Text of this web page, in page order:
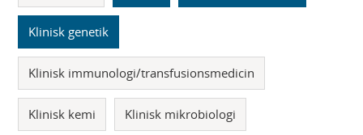
Klinisk genetik
Klinisk immunologi/transfusionsmedicin
Klinisk kemi Klinisk mikrobiologi